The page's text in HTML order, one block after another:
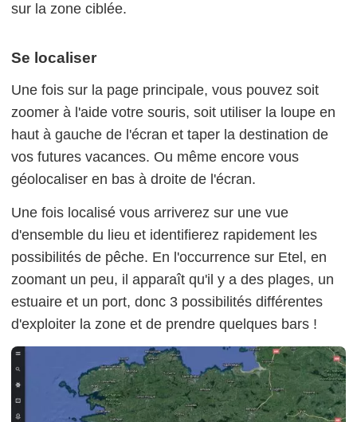
sur la zone ciblée.
Se localiser
Une fois sur la page principale, vous pouvez soit
zoomer à l'aide votre souris, soit utiliser la loupe en
haut à gauche de l'écran et taper la destination de
vos futures vacances. Ou même encore vous
géolocaliser en bas à droite de l'écran.
Une fois localisé vous arriverez sur une vue
d'ensemble du lieu et identifierez rapidement les
possibilités de pêche. En l'occurrence sur Etel, en
zoomant un peu, il apparaît qu'il y a des plages, un
estuaire et un port, donc 3 possibilités différentes
d'exploiter la zone et de prendre quelques bars !